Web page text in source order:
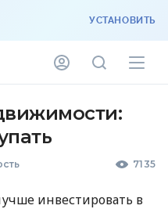
УСТАНОВИТЬ
7135
инвестировать в